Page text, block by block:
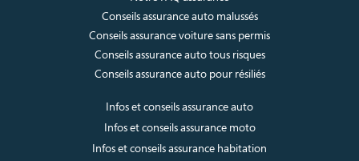
Conseils assurance auto malussés
Conseils assurance voiture sans permis
Conseils assurance auto tous risques
Conseils assurance auto pour résiliés
Infos et conseils assurance auto
Infos et conseils assurance moto
Infos et conseils assurance habitation